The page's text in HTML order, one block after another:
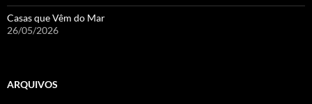
Casas que Vêm do Mar
26/05/2026
ARQUIVOS